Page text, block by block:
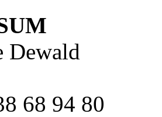
Dewald
68 94 80